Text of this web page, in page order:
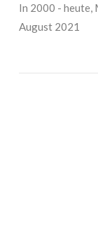
In 2000 - heute,
August 2021